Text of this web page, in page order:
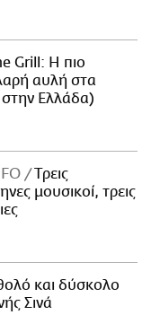
Grill: Η πιο
αυλή στα
στην Ελλάδα)
Tρεις
μουσικοί, τρεις
και δύσκολο
Σινά